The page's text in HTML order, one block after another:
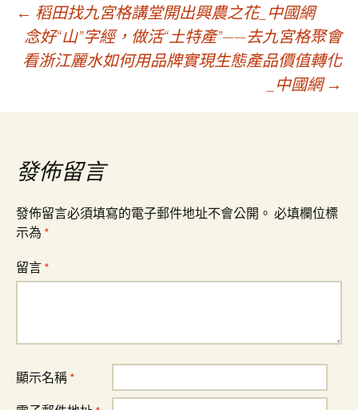
文
章
導
覽
← 稻田找九宮格講堂開出興農之花_中國網
念好“山”字經，做活“土特產”——去九宮格聚會
看浙江麗水如何用品牌實現生態產品價值轉化
_中國網 →
發佈留言
發佈留言必須填寫的電子郵件地址不會公開。 必填欄位標
示為 *
留言 *
顯示名稱 *